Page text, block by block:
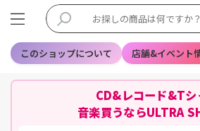
このショップについて 店舗&イベント
CD&レコード&Tシ
音楽買うならULTRA